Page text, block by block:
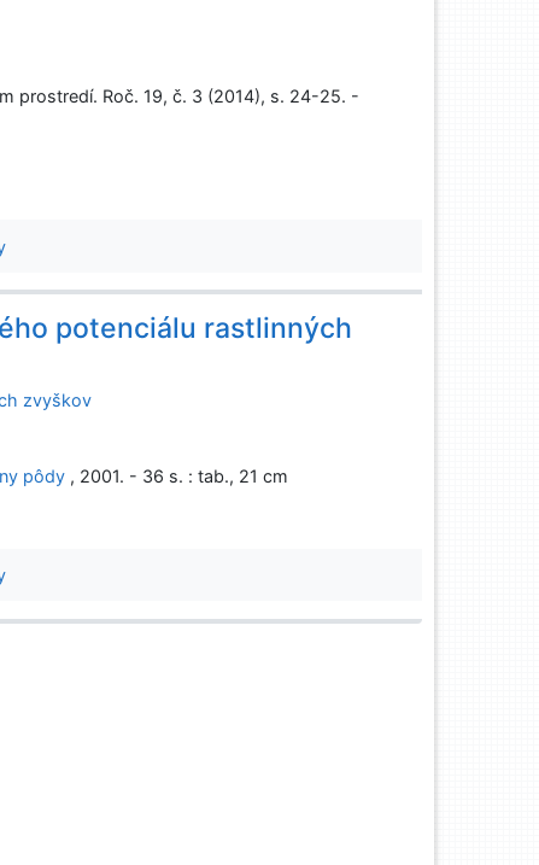
prostredí. Roč. 19, č. 3 (2014), s. 24-25. -
potenciálu rastlinných
zvyškov
pôdy , 2001. - 36 s. : tab., 21 cm